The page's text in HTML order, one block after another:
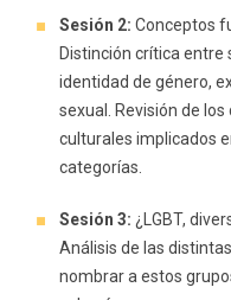
Sesión 2: Conceptos
Distinción crítica entre
identidad de género,
sexual. Revisión de
culturales implicados
categorías.
Sesión 3: ¿LGBT,
Análisis de las
nombrar a estos